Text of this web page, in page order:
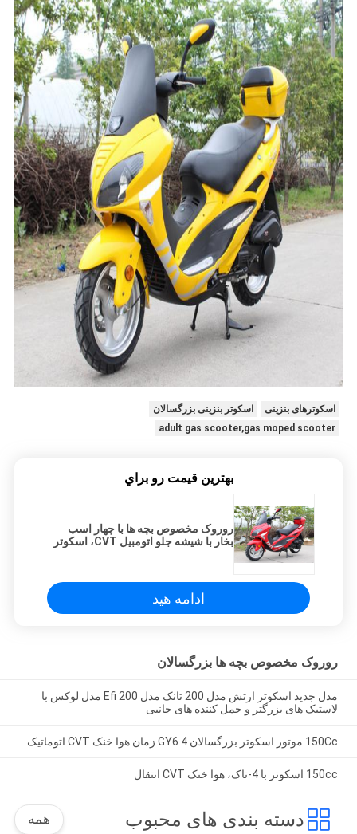
اسکوترهای بنزینی
اسکوتر بنزینی بزرگسالان
adult gas scooter,gas moped scooter
بهترين قيمت رو براي
روروک مخصوص بچه ها با چهار اسب
بخار با شیشه جلو اتومبیل CVT، اسکوتر
ادامه هید
روروک مخصوص بچه ها بزرگسالان
مدل جدید اسکوتر ارتش مدل 200 تانک مدل 200 Efi مدل لوکس با
لاستیک های بزرگتر و حمل کننده های جانبی
150Cc موتور اسکوتر بزرگسالان GY6 4 زمان هوا خنک CVT اتوماتیک
150cc اسکوتر با 4-تاک، هوا خنک CVT انتقال
دسته بندی های محبوب همه